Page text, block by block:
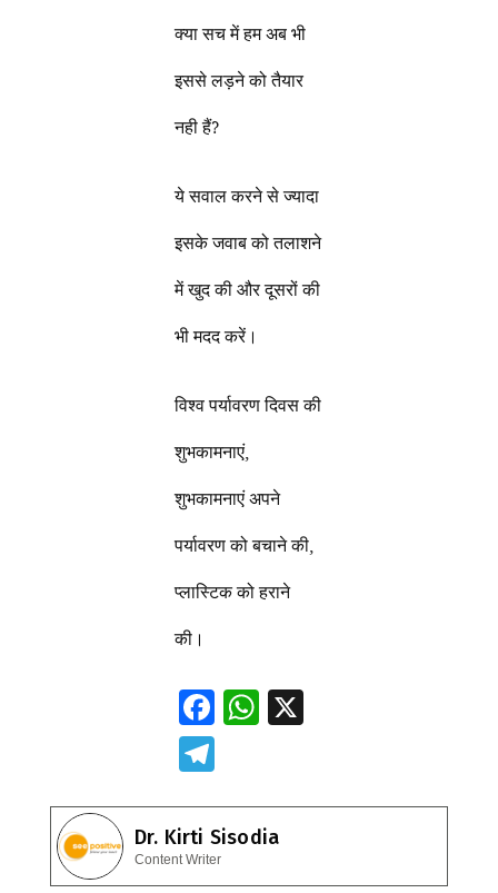
क्या सच में हम अब भी
इससे लड़ने को तैयार
नही हैं?
ये सवाल करने से ज्यादा
इसके जवाब को तलाशने
में खुद की और दूसरों की
भी मदद करें।
विश्व पर्यावरण दिवस की
शुभकामनाएं,
शुभकामनाएं अपने
पर्यावरण को बचाने की,
प्लास्टिक को हराने
की।
F
b
o
W
s
A
e
gr
Dr. Kirti Sisodia
Content Writer